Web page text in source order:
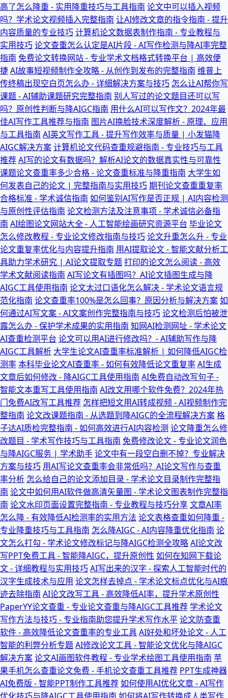
高了怎么降重 - 实用降重技巧与工具指南 论文中可以插入视频
吗？学术论文视频插入完整指南 让AI修改文章的指令指南 - 提升
内容质量的专业技巧计算机论文数据表制作指南 - 专业教程与
实用技巧论文查重怎么认定是AI片段 - AI写作检测与降AI率完整
指南 免费论文转换网站 - 专业学术文档格式转换平台 | 高效便
捷AI故事短视频制作全攻略 - 从创作到发布的完整指南 维普上
传终稿出现空白页怎么办 - 详细解决方案与技巧 怎么让AI帮你写
课题 - AI辅助课题研究完整指南 别人写过的论文题目还可以写
吗？原创性判断与降AIGC指南 用什么AI可以写作文？2024年最
佳AI写作工具推荐与指南 图片AI换脸技术深度解析 - 原理、应用
与工具指南 AI英文写作工具 - 提升写作效率与质量 | 小发猫降
AIGC解决方案计算机论文代码查重规避指南 - 专业技巧与工具
推荐AI写的论文有数据吗？解析AI论文的数据真实性与可靠性
课题论文查重率多少合格 - 论文查重标准与降重指南 大学生如
何发表自己的论文 | 完整指南与实用技巧期刊论文查重重复率
合格标准 - 学术诚信指南 如何鉴别AI写作是否正规 | AI内容检测
与原创性评估指南 论文检测方法及注意事项 - 学术诚信必备指
南 AI绘图论文网站大全 - 人工智能绘画研究资源平台 毕业论文
怎么修改教程 - 专业论文修改指南与技巧论文升重怎么升 - 专业
论文重复率优化与内容提升指南 用AI提取论文 - 智能文献分析工
具助力学术研究 | AI论文提取专题打印的论文怎么阅读 - 高效
学术文献阅读指南 AI写论文有插图吗？AI论文插图生成与降
AIGC工具使用指南 论文太过口语化怎么解决 - 学术论文语言规
范化指南 论文查重率100%是怎么回事？原因分析与解决方案如
何通过AI写文案 - AI文案创作完整指南与技巧论文检测后怕被泄
露怎么办 - 保护学术成果的实用指南 知网AI检测网址 - 学术论文
AI查重检测平台 论文可以用AI进行修改吗？- AI辅助写作与降
AIGC工具解析 大学生论文AI查重率标准解析 | 如何降低AIGC检
测率本科毕业论文AI查重率 - 如何有效降低论文重复率AI生成
文章后如何修改 - 降AIGC工具使用指南 AI免费自动改写句子 -
智能文本重写工具使用指南 AI改文用哪个软件免费？2024年热
门免费AI改写工具推荐 怎样把短文用AI转成视频 - AI视频制作完
整指南 论文改课题指南 - 从选题到降AIGC的全流程解决方案格
子达AI质检完整指南 - 如何高效进行AI内容检测 论文降重怎么修
改题目 - 学术写作技巧与工具指南 免费修改论文 - 专业论文润色
与降AIGC服务 | 学术助手论文中有一段空白删不掉？专业解决
方案与技巧 用AI写论文查重率会非常低吗？AI论文写作与查重
率分析 怎么给自己的论文添加目录 - 学术论文目录制作完整指
南 论文中如何用AI软件做高清矢量图 - 学术论文图表制作完整指
南 论文水印页面设置完整指南 - 专业教程与技巧分享文章AI率
怎么降 - 有效降低AI检测率的实用方法 论文表格查重如何降重 -
专业降重技巧与工具指南 怎么降AIGC - AI内容降重优化指南 论
文怎么打勾 - 学术论文修改标记与降AIGC检测全攻略AI论文改
写PPT免费工具 - 智能降AIGC，提升原创性 如何在知网下载论
文 - 详细教程与实用技巧AI写出来的汉字 - 探索人工智能时代的
汉字生成技术与应用 论文怎样去掉点 - 学术论文标点优化与AI痕
迹去除指南 AI论文改写工具 - 高效降低AI率，提升学术原创性
PaperYY论文查重 - 专业论文查重与降AIGC工具推荐 学术论文
写作方法与技巧 - 专业指南助您提升学术写作水平论文防查重
软件 - 高效降低论文查重率的专业工具AI好处和坏处论文 - 人工
智能的利弊分析专题AI修改论文工具 - 智能论文优化与降AIGC
解决方案论文AI画图软件教程 - 专业学术绘图工具使用指南 苹
果手机怎么查重论文免费 - 手机论文查重工具推荐 PPT生成神器
AI免费版 - 智能PPT制作工具推荐如何使用AI优化文章 - AI写作